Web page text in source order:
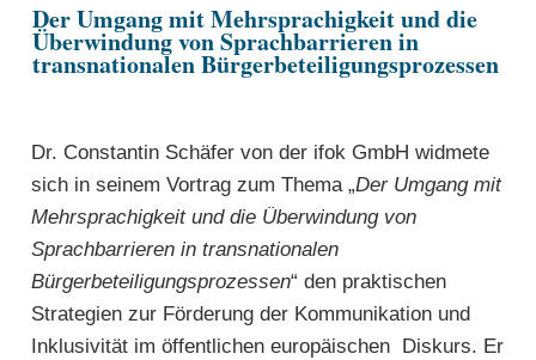
Der Umgang mit Mehrsprachigkeit und die
Überwindung von Sprachbarrieren in
transnationalen Bürgerbeteiligungsprozessen
Dr. Constantin Schäfer von der ifok GmbH widmete
sich in seinem Vortrag zum Thema „Der Umgang mit
Mehrsprachigkeit und die Überwindung von
Sprachbarrieren in transnationalen
Bürgerbeteiligungsprozessen“ den praktischen
Strategien zur Förderung der Kommunikation und
Inklusivität im öffentlichen europäischen Diskurs. Er